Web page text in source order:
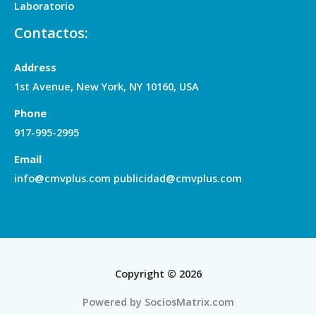
Laboratorio
Contactos:
Address
1st Avenue, New York, NY 10160, USA
Phone
917-995-2995
Email
info@cmvplus.com publicidad@cmvplus.com
Copyright © 2026
Powered by SociosMatrix.com